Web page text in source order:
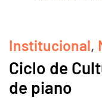
Institucional,
Ciclo de
de piano